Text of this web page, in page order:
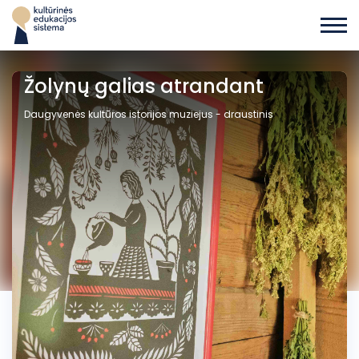
Žolynų galias atrandant
Daugyvenės kultūros istorijos muziejus - draustinis